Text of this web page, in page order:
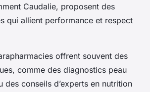
Caudalie, proposent des
qui allient performance et respect
offrent souvent des
comme des diagnostics peau
des conseils d’experts en nutrition